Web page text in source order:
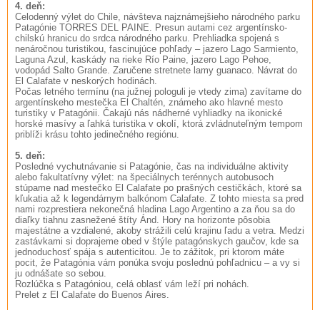
4. deň:
Celodenný výlet do Chile, návšteva najznámejšieho národného parku
Patagónie TORRES DEL PAINE. Presun autami cez argentínsko-
chilskú hranicu do srdca národného parku. Prehliadka spojená s
nenáročnou turistikou, fascinujúce pohľady – jazero Lago Sarmiento,
Laguna Azul, kaskády na rieke Río Paine, jazero Lago Pehoe,
vodopád Salto Grande. Zaručene stretnete lamy guanaco. Návrat do
El Calafate v neskorých hodinách.
Počas letného termínu (na južnej pologuli je vtedy zima) zavítame do
argentínskeho mestečka El Chaltén, známeho ako hlavné mesto
turistiky v Patagónii. Čakajú nás nádherné vyhliadky na ikonické
horské masívy a ľahká turistika v okolí, ktorá zvládnuteľným tempom
priblíži krásu tohto jedinečného regiónu.
5. deň:
Posledné vychutnávanie si Patagónie, čas na individuálne aktivity
alebo fakultatívny výlet: na špeciálnych terénnych autobusoch
stúpame nad mestečko El Calafate po prašných cestičkách, ktoré sa
kľukatia až k legendárnym balkónom Calafate. Z tohto miesta sa pred
nami rozprestiera nekonečná hladina Lago Argentino a za ňou sa do
diaľky tiahnu zasnežené štíty Ánd. Hory na horizonte pôsobia
majestátne a vzdialené, akoby strážili celú krajinu ľadu a vetra. Medzi
zastávkami si doprajeme obed v štýle patagónskych gaučov, kde sa
jednoduchosť spája s autenticitou. Je to zážitok, pri ktorom máte
pocit, že Patagónia vám ponúka svoju poslednú pohľadnicu – a vy si
ju odnášate so sebou.
Rozlúčka s Patagóniou, celá oblasť vám leží pri nohách.
Prelet z El Calafate do Buenos Aires.